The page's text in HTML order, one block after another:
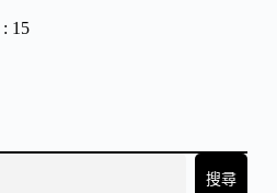
搜尋
15